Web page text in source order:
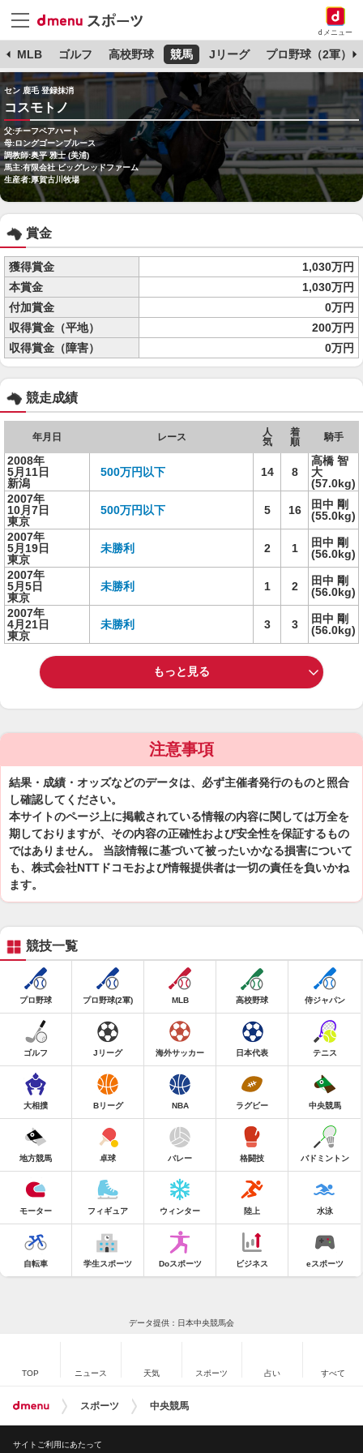
dメニュー
MLB ゴルフ 高校野球 競馬 Jリーグ プロ野球（2軍）
セン 鹿毛 登録抹消
コスモトノ
父:チーフベアハート
母:ロングゴーンブルース
調教師:奥平 雅士 (美浦)
馬主:有限会社 ビッグレッドファーム
生産者:厚賀古川牧場
賞金
獲得賞金
1,030万円
本賞金
1,030万円
付加賞金
0万円
収得賞金（平地）
200万円
収得賞金（障害）
0万円
競走成績
年月日 レース
人
気
着
順
騎手
2008年
5月11日
新潟
500万円以下 14 8
高橋 智
大
(57.0kg)
2007年
10月7日
東京
500万円以下 5 16
田中 剛
(55.0kg)
2007年
5月19日
東京
未勝利 2 1
田中 剛
(56.0kg)
2007年
5月5日
東京
未勝利 1 2
田中 剛
(56.0kg)
2007年
4月21日
東京
未勝利 3 3
田中 剛
(56.0kg)
もっと見る
注意事項
結果・成績・オッズなどのデータは、必ず主催者発行のものと照合
し確認してください。
本サイトのページ上に掲載されている情報の内容に関しては万全を
期しておりますが、その内容の正確性および安全性を保証するもの
ではありません。 当該情報に基づいて被ったいかなる損害について
も、株式会社NTTドコモおよび情報提供者は一切の責任を負いかね
ます。
競技一覧
プロ野球 プロ野球(2軍) MLB 高校野球 侍ジャパン
ゴルフ Jリーグ 海外サッカー 日本代表 テニス
大相撲 Bリーグ NBA ラグビー 中央競馬
地方競馬 卓球 バレー 格闘技 バドミントン
モーター フィギュア ウィンター 陸上 水泳
自転車 学生スポーツ Doスポーツ ビジネス eスポーツ
データ提供：日本中央競馬会
TOP ニュース 天気 スポーツ 占い すべて
スポーツ 中央競馬
サイトご利用にあたって